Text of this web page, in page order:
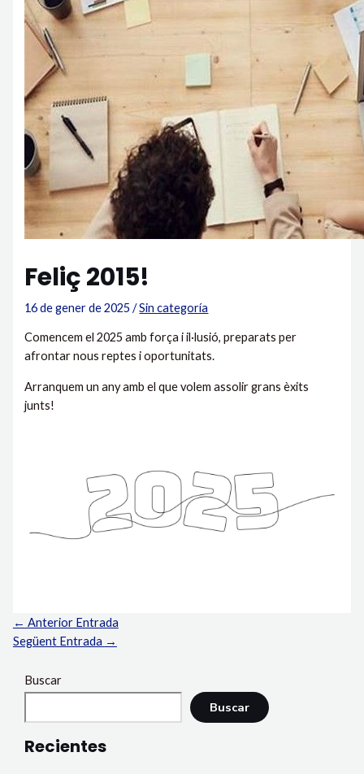
Feliç 2015!
16 de gener de 2025/Sin categoría
Comencem el 2025 amb força i il·lusió, preparats per
afrontar nous reptes i oportunitats.
Arranquem un any amb el que volem assolir grans èxits
junts!
← Anterior Entrada
Següent Entrada →
Buscar
Buscar
Recientes